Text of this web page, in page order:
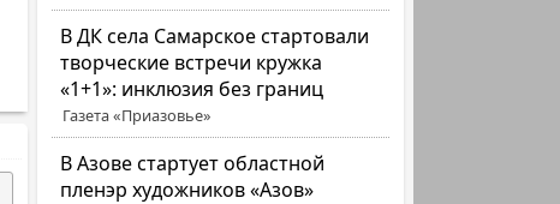
В ДК села Самарское стартовали
творческие встречи кружка
«1+1»: инклюзия без границ
Газета «Приазовье»
В Азове стартует областной
пленэр художников «Азов»